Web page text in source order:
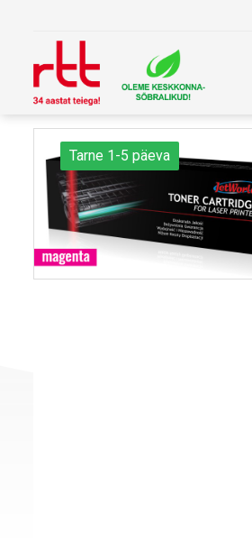
Tarne 1-5 päeva